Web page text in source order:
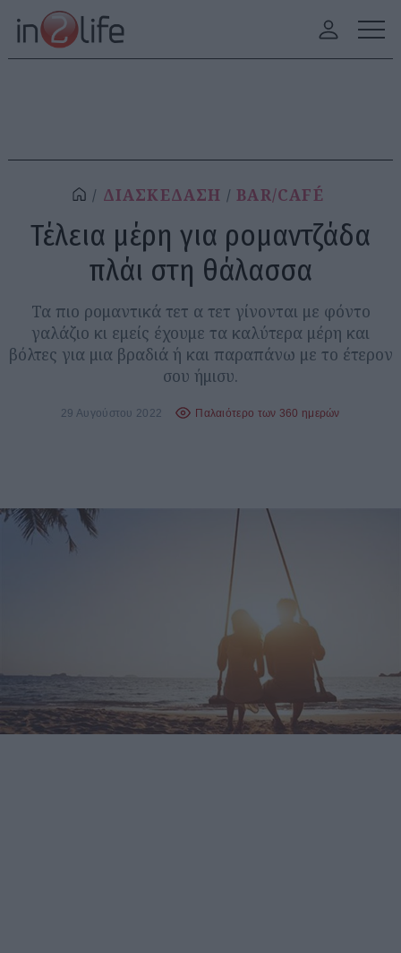
ΔΙΑΣΚΕΔΑΣΗ BAR/CAFÉ
Τέλεια μέρη για ρομαντζάδα
πλάι στη θάλασσα
Τα πιο ρομαντικά τετ α τετ γίνονται με φόντο
γαλάζιο κι εμείς έχουμε τα καλύτερα μέρη και
βόλτες για μια βραδιά ή και παραπάνω με το έτερον
σου ήμισυ.
29 Αυγούστου 2022 Παλαιότερο των 360 ημερών